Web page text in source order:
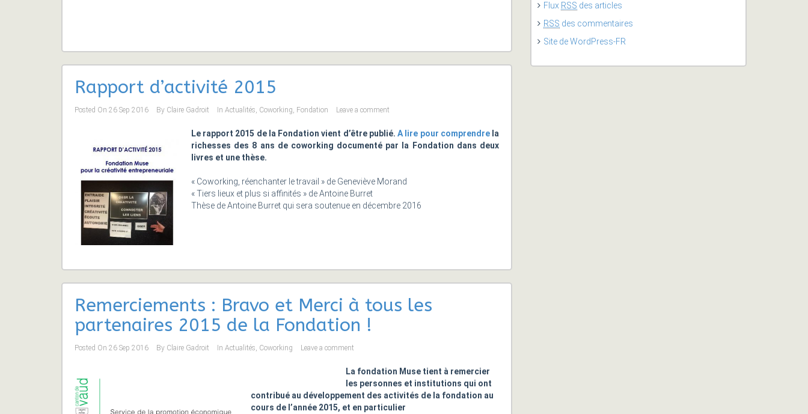
Rapport d’activité 2015
Posted On 26 Sep 2016 By Claire Gadroit In Actualités, Coworking, Fondation Leave a comment
Le rapport 2015 de la Fondation vient d’être publié.A lire pour comprendrela
richesses des 8 ans de coworking documenté par la Fondation dans deux
livres et une thèse.
« Coworking, réenchanter le travail » de Geneviève Morand
« Tiers lieux et plus si affinités » de Antoine Burret
Thèse de Antoine Burret qui sera soutenue en décembre 2016
Remerciements : Bravo et Merci à tous les
partenaires 2015 de la Fondation !
Posted On 26 Sep 2016 By Claire Gadroit In Actualités, Coworking Leave a comment
La fondation Muse tient à remercier
les personnes et institutions qui ont
contribué au développement des activités de la fondation au
cours de l’année 2015, et en particulier
Flux RSS des articles
RSS des commentaires
Site de WordPress-FR